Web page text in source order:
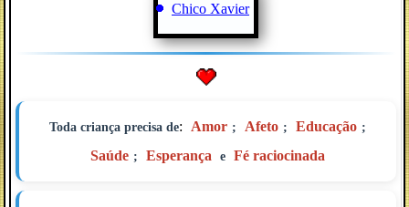
Chico Xavier
Toda criança precisa de: Amor ; Afeto ; Educação ;
Saúde ; Esperança e Fé raciocinada